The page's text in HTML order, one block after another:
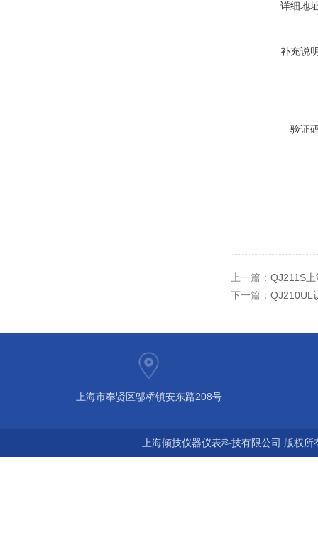
详细地
补充说
验证
上一篇： QJ211S
下一篇： QJ210UL
上海市奉贤区邬桥镇安东路208号
上海倾技仪器仪表科技有限公司 版权